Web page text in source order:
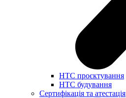
НТС проєктування
НТС будування
Сертифікація та атестація